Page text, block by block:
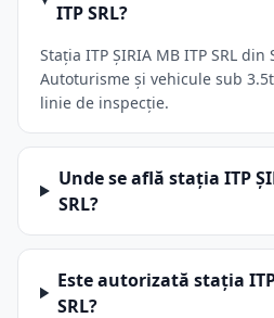
ITP SRL?
Stația ITP ŞIRIA MB ITP SRL din
Autoturisme și vehicule sub
linie de inspecție.
Unde se află stația ITP
SRL?
Este autorizată stația
SRL?